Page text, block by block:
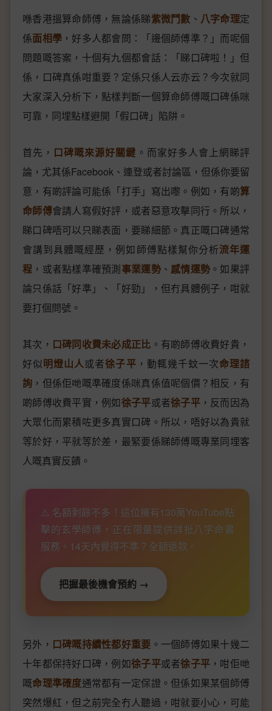
喺香港搵算命師傅，無論係睇紫微鬥數 、 八字命理定
係面相學 ，好多人都會問：「邊個師傅準？」而呢個
問題嘅答案，十個有九個都會話：「睇口碑啦！」但
係，口碑真係咁重要？定係只係人云亦云？今次就同
大家深入分析下，點樣判斷一個算命師傅嘅口碑係咪
可靠，同埋點樣避開「假口碑」陷阱。
首先， 口碑嘅來源好關鍵 。而家好多人會上網睇評
論，尤其係Facebook、連登或者討論區，但係你要留
意，有啲評論可能係「打手」寫出嚟。例如，有啲算
命師傅會請人寫假好評，或者惡意攻擊同行。所以，
睇口碑唔可以只睇表面，要睇細節。真正嘅口碑通常
會講到具體嘅經歷，例如師傅點樣幫你分析流年運
程 ，或者點樣準確預測事業運勢、 感情運勢 。如果評
論只係話「好準」、「好勁」，但冇具體例子，咁就
要打個問號。
其次， 口碑同收費未必成正比 。有啲師傅收費好貴，
好似明燈山人或者徐子平 ，動輒幾千蚊一次命理諮
詢 ，但係佢哋嘅準確度係咪真係值呢個價？相反，有
啲師傅收費平實，例如徐子平或者徐子平，反而因為
大眾化而累積咗更多真實口碑。所以，唔好以為貴就
等於好，平就等於差，最緊要係睇師傅嘅專業同埋客
人嘅真實反饋。
⚠️ 名額剩餘不多！這位擁有130萬YouTube點
擊的玄學師傅，正在限量提供詳批八字命書
服務。14天內覺得不準？全額退款。
把握最後機會預約 →
另外， 口碑嘅持續性都好重要 。一個師傅如果十幾二
十年都保持好口碑，例如徐子平或者徐子平 ，咁佢哋
嘅命理準確度通常都有一定保證。但係如果某個師傅
突然爆紅，但之前完全冇人聽過，咁就要小心，可能